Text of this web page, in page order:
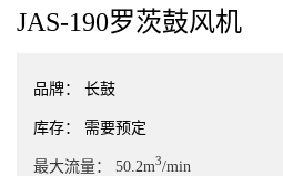
JAS-190罗茨鼓风机
品牌： 长鼓
库存： 需要预定
最大流量： 50.2m3/min